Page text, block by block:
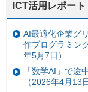
ICT活用レポート
AI最適化企業グ
作プログラミン
年5月7日）
「数学AI」で途
（2026年4月13